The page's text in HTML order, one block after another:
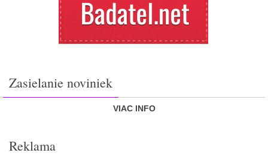
Zasielanie noviniek
VIAC INFO
Reklama